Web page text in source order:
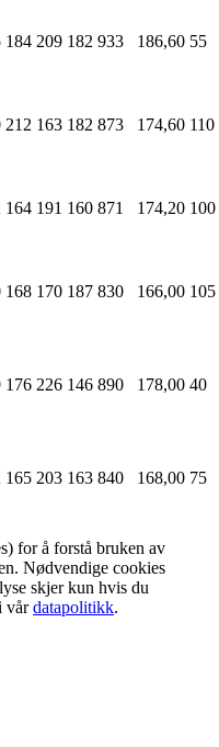
184 209 182 933 186,60 55
212 163 182 873 174,60 110
164 191 160 871 174,20 100
168 170 187 830 166,00 105
176 226 146 890 178,00 40
165 203 163 840 168,00 75
for å forstå bruken av
Nødvendige cookies
skjer kun hvis du
vår datapolitikk.